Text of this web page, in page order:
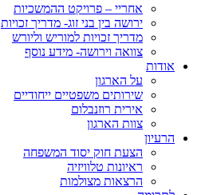
אחריי – פרויקט ההמשכיות
ירושה בין בני זוג- מדריך זכויות
מדריך זכויות למוריש וליורש
צוואה וירושה- מידע נוסף
אודות
על הארגון
שירותים משפטיים ייחודיים
אירית רוזנבלום
צוות הארגון
הרעיון
הצעת חוק יסוד המשפחה
ראיונות טלוויזיה
הרצאות מצולמות